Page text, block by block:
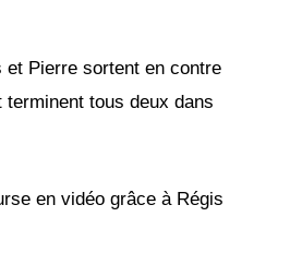
et Pierre sortent en contre
terminent tous deux dans
en vidéo grâce à Régis